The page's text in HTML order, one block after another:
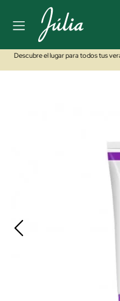
Descubre el lugar para todos tus